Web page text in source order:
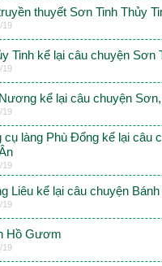
thuyết Sơn Tinh Thủy
19
Tinh kể lại câu chuyện Sơn
19
kể lại câu chuyện Sơn,
19
cụ làng Phù Đổng kể lại câu
19
Liêu kể lại câu chuyện
19
Hồ Gươm
19